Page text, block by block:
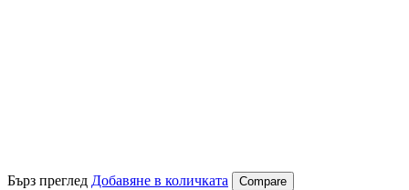
Бърз преглед Добавяне в количката Compare